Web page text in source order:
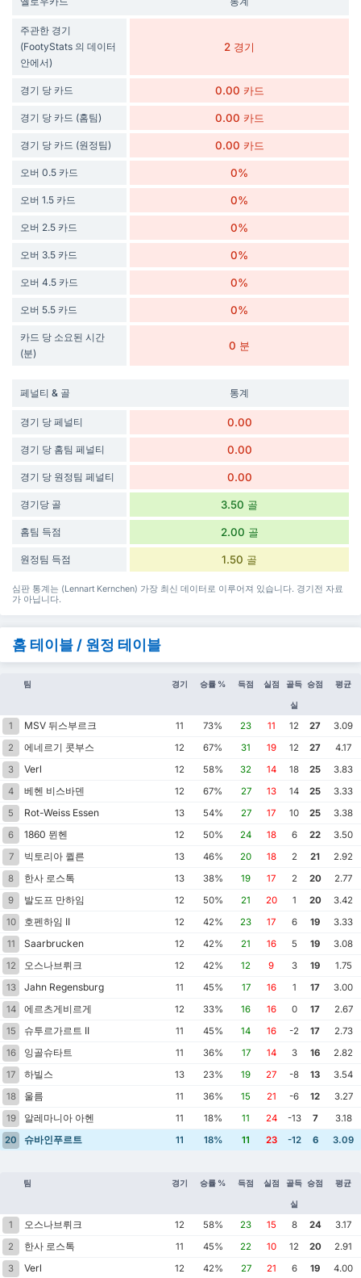
주관한 경기
(FootyStats 의 데이터
안에서)
2 경기
경기 당 카드 0.00 카드
경기 당 카드 (홈팀) 0.00 카드
경기 당 카드 (원정팀) 0.00 카드
오버 0.5 카드 0%
오버 1.5 카드 0%
오버 2.5 카드 0%
오버 3.5 카드 0%
오버 4.5 카드 0%
오버 5.5 카드 0%
카드 당 소요된 시간
(분)
0 분
페널티 & 골 통계
경기 당 페널티 0.00
경기 당 홈팀 페널티 0.00
경기 당 원정팀 페널티 0.00
경기당 골 3.50 골
홈팀 득점 2.00 골
원정팀 득점 1.50 골
심판 통계는 (Lennart Kernchen) 가장 최신 데이터로 이루어져 있습니다. 경기전 자료
가 아닙니다.
홈 테이블 / 원정 테이블
팀 경기 승률 % 득점 실점 골득
실
승점 평균
1 MSV 뒤스부르크 11 73% 23 11 12 27
3.09
2
에네르기 콧부스 12 67% 31 19 12 27
4.17
3
Verl 12 58% 32 14 18 25
3.83
4
베헨 비스바덴 12 67% 27 13 14 25
3.33
5
Rot-Weiss Essen 13 54% 27 17 10 25
3.38
6
1860 뮌헨 12 50% 24 18 6 22
3.50
7
빅토리아 퀼른 13 46% 20 18 2 21
2.92
8
한사 로스톡 13 38% 19 17 2 20
2.77
9
발도프 만하임 12 50% 21 20 1 20
3.42
10
호펜하임 II 12 42% 23 17 6 19
3.33
11
Saarbrucken 12 42% 21 16 5 19
3.08
12
오스나브뤼크 12 42% 12 9 3 19
1.75
13
Jahn Regensburg 11 45% 17 16 1 17
3.00
14
에르츠게비르게 12 33% 16 16 0 17
2.67
15
슈투르가르트 II 11 45% 14 16 -2 17
2.73
16
잉골슈타트 11 36% 17 14 3 16
2.82
17
하빌스 13 23% 19 27 -8 13
3.54
18
울름 11 36% 15 21 -6 12
3.27
19
알레마니아 아헨 11 18% 11 24 -13 7
3.18
20
슈바인푸르트 11 18% 11 23 -12 6 3.09
팀 경기 승률 % 득점 실점 골득
실
승점 평균
1 오스나브뤼크 12 58% 23 15 8 24
3.17
2
한사 로스톡 11 45% 22 10 12 20
2.91
3
Verl 12 42% 27 21 6 19
4.00